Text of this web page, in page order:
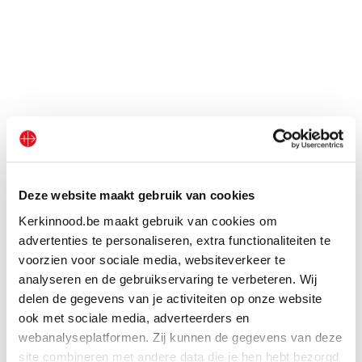
Deze website maakt gebruik van cookies
Kerkinnood.be maakt gebruik van cookies om
advertenties te personaliseren, extra functionaliteiten te
voorzien voor sociale media, websiteverkeer te
analyseren en de gebruikservaring te verbeteren. Wij
delen de gegevens van je activiteiten op onze website
ook met sociale media, adverteerders en
webanalyseplatformen. Zij kunnen de gegevens van deze
site combineren met andere data die je hen hebt bezorgd
Andere activiteiten